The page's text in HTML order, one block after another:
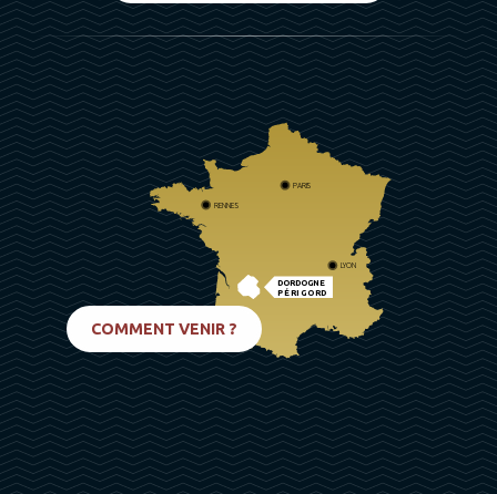
DORDOGNE
PÉRIGORD
PARIS
RENNES
LYON
COMMENT VENIR ?